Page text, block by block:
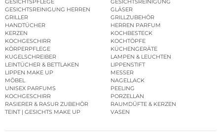
GESICHTSPFLEGE
GESICHTSREINIGUNG
GESICHTSREINIGUNG HERREN
GLÄSER
GRILLER
GRILLZUBEHÖR
HANDTÜCHER
HERREN PARFUM
KERZEN
KOCHBESTECK
KOCHGESCHIRR
KOCHTÖPFE
KÖRPERPFLEGE
KÜCHENGERÄTE
KUGELSCHREIBER
LAMPEN & LEUCHTEN
LEINTÜCHER & BETTLAKEN
LIPPENSTIFT
LIPPEN MAKE UP
MESSER
MÖBEL
NAGELLACK
UNISEX PARFUMS
PEELING
KOCHGESCHIRR
PORZELLAN
RASIERER & RASUR ZUBEHÖR
RAUMDÜFTE & KERZEN
TEINT | GESICHTS MAKE UP
VASEN